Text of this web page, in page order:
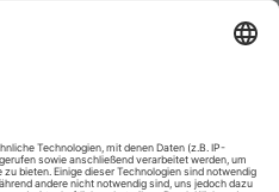
Neu-Listernohl
sind die großen Bühnen der
Dort reüssierte Georg
und Verdi, bevor er zu
Bässe unserer Zeit wurde. Ein